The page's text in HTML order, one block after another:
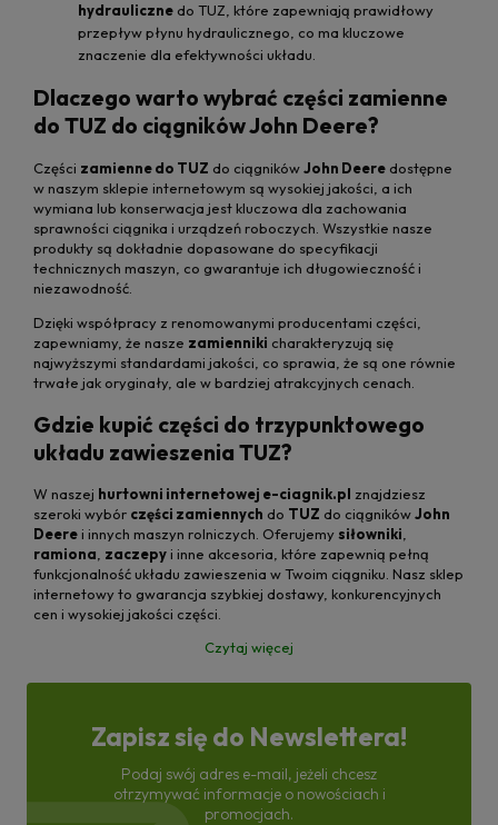
hydrauliczne do TUZ, które zapewniają prawidłowy
przepływ płynu hydraulicznego, co ma kluczowe
znaczenie dla efektywności układu.
Dlaczego warto wybrać części zamienne
do TUZ do ciągników John Deere?
Części zamienne do TUZ do ciągnikówJohn Deere dostępne
w naszym sklepie internetowym są wysokiej jakości, a ich
wymiana lub konserwacja jest kluczowa dla zachowania
sprawności ciągnika i urządzeń roboczych. Wszystkie nasze
produkty są dokładnie dopasowane do specyfikacji
technicznych maszyn, co gwarantuje ich długowieczność i
niezawodność.
Dzięki współpracy z renomowanymi producentami części,
zapewniamy, że nasze zamienniki charakteryzują się
najwyższymi standardami jakości, co sprawia, że są one równie
trwałe jak oryginały, ale w bardziej atrakcyjnych cenach.
Gdzie kupić części do trzypunktowego
układu zawieszenia TUZ?
W naszej hurtowni internetowej e-ciagnik.pl znajdziesz
szeroki wybór części zamiennych do TUZ do ciągnikówJohn
Deere i innych maszyn rolniczych. Oferujemysiłowniki
ramiona zaczepy i inne akcesoria, które zapewnią pełną
funkcjonalność układu zawieszenia w Twoim ciągniku. Nasz sklep
internetowy to gwarancja szybkiej dostawy, konkurencyjnych
cen i wysokiej jakości części.
Czytaj więcej
Zapisz się do Newslettera!
Podaj swój adres e-mail, jeżeli chcesz
otrzymywać informacje o nowościach i
promocjach.